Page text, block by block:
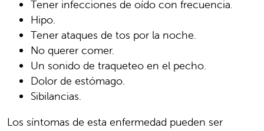
Tener infecciones de oído con frecuencia.
Hipo.
Tener ataques de tos por la noche.
No querer comer.
Un sonido de traqueteo en el pecho.
Dolor de estómago.
Sibilancias.
Los síntomas de esta enfermedad pueden ser